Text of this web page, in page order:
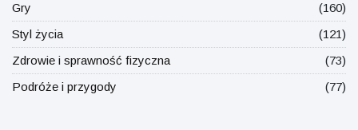
Gry
(160)
Styl życia
(121)
Zdrowie i sprawność fizyczna
(73)
Podróże i przygody
(77)